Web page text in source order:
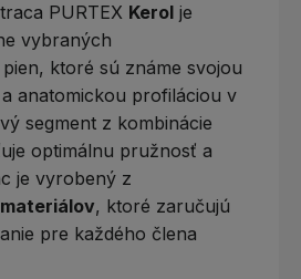
PURTEX Kerol je
vybraných
, ktoré sú známe svojou
anatomickou profiláciou v
segment z kombinácie
optimálnu pružnosť a
je vyrobený z
, ktoré zaručujú
pre každého člena